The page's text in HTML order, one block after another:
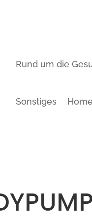
Rund um die
Sonstiges Home